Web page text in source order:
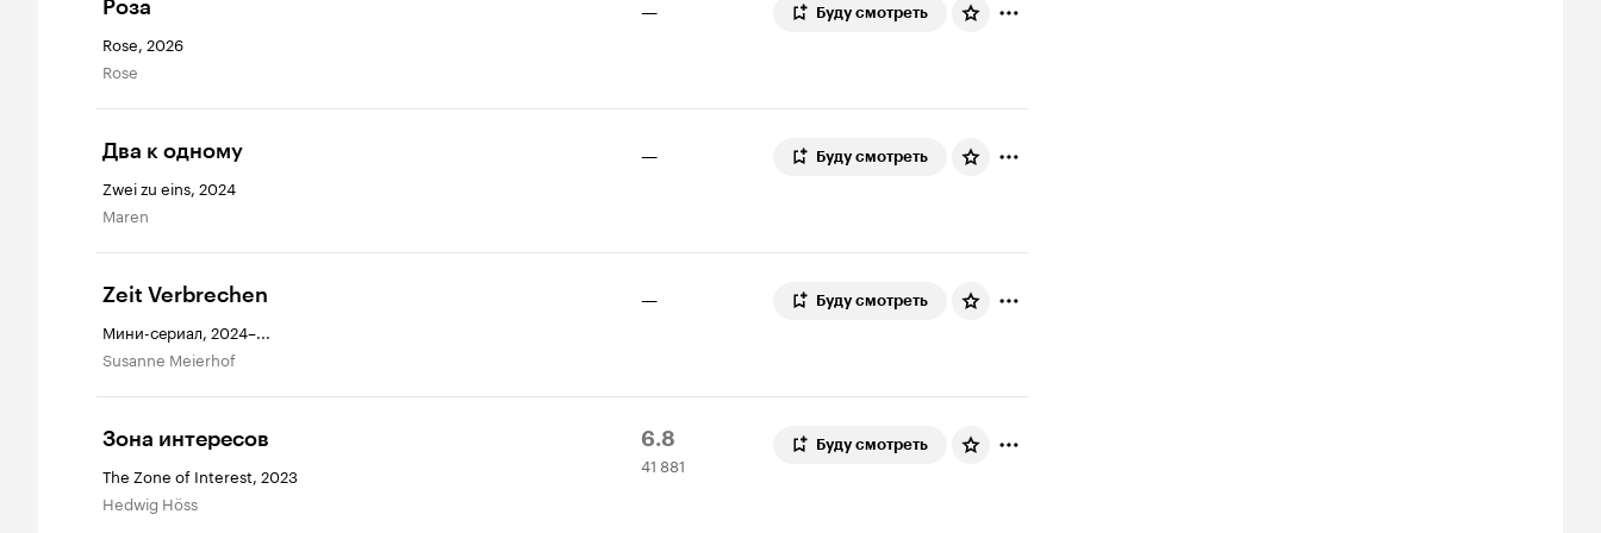
Роза
Rose, 2026
Rose
— Буду смотреть
Два к одному
Zwei zu eins, 2024
Maren
— Буду смотреть
Zeit Verbrechen
Мини-сериал, 2024–...
Susanne Meierhof
— Буду смотреть
Зона интересов
The Zone of Interest, 2023
Hedwig Höss
Рейтинг
Кинопоиска
6.8
41
881
41 881
Буду смотреть